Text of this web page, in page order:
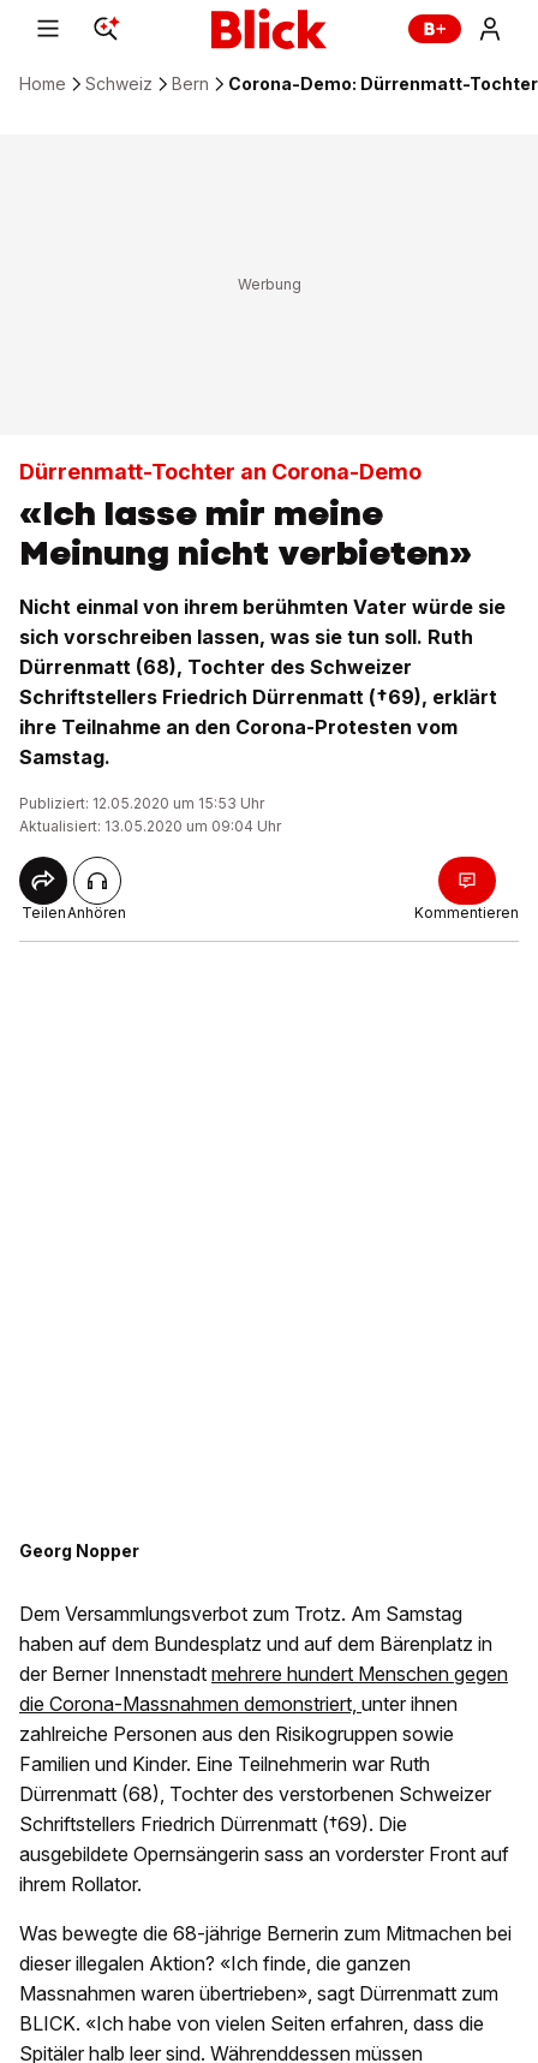
Home Schweiz Bern Corona-Demo: Dürrenmatt-
Dürrenmatt-Tochter an Corona-Demo
«Ich lasse mir meine
Meinung nicht verbieten»
Nicht einmal von ihrem berühmten Vater würde sie
sich vorschreiben lassen, was sie tun soll. Ruth
Dürrenmatt (68), Tochter des Schweizer
Schriftstellers Friedrich Dürrenmatt (†69), erklärt
ihre Teilnahme an den Corona-Protesten vom
Samstag.
Publiziert: 12.05.2020 um 15:53 Uhr
Aktualisiert: 13.05.2020 um 09:04 Uhr
TeilenAnhören Kommentieren
Georg Nopper
Dem Versammlungsverbot zum Trotz. Am Samstag
haben auf dem Bundesplatz und auf dem Bärenplatz in
der Berner Innenstadt mehrere hundert Menschen gegen
die Corona-Massnahmen demonstriert, unter ihnen
zahlreiche Personen aus den Risikogruppen sowie
Familien und Kinder. Eine Teilnehmerin war Ruth
Dürrenmatt (68), Tochter des verstorbenen Schweizer
Schriftstellers Friedrich Dürrenmatt (†69). Die
ausgebildete Opernsängerin sass an vorderster Front auf
ihrem Rollator.
Was bewegte die 68-jährige Bernerin zum Mitmachen bei
dieser illegalen Aktion? «Ich finde, die ganzen
Massnahmen waren übertrieben», sagt Dürrenmatt zum
BLICK. «Ich habe von vielen Seiten erfahren, dass die
Spitäler halb leer sind. Währenddessen müssen